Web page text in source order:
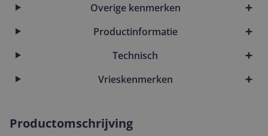
Overige kenmerken
Productinformatie
Technisch
Vrieskenmerken
Productomschrijving